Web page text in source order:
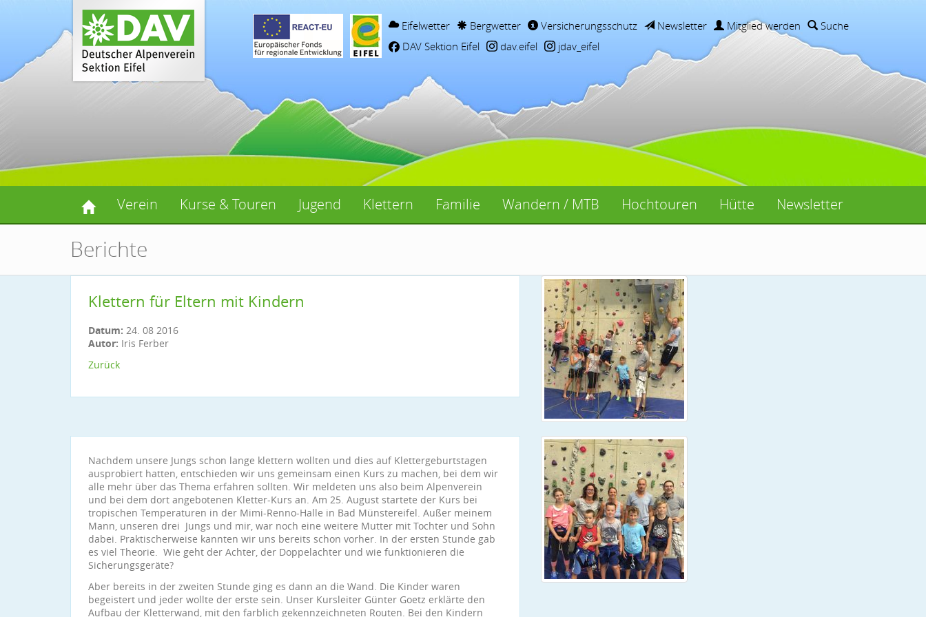
Eifelwetter Bergwetter Versicherungsschutz Newsletter Mitglied werden
Suche
DAV Sektion Eifel
dav.eifel jdav_eifel
Verein Kurse & Touren Jugend Klettern Familie Wandern / MTB Hochtouren Hütte Newsletter
Berichte
Klettern für Eltern mit Kindern
Datum: 24. 08 2016
Autor: Iris Ferber
Zurück
Nachdem unsere Jungs schon lange klettern wollten und dies auf Klettergeburtstagen
ausprobiert hatten, entschieden wir uns gemeinsam einen Kurs zu machen, bei dem wir
alle mehr über das Thema erfahren sollten. Wir meldeten uns also beim Alpenverein
und bei dem dort angebotenen Kletter-Kurs an. Am 25. August startete der Kurs bei
tropischen Temperaturen in der Mimi-Renno-Halle in Bad Münstereifel. Außer meinem
Mann, unseren drei Jungs und mir, war noch eine weitere Mutter mit Tochter und Sohn
dabei. Praktischerweise kannten wir uns bereits schon vorher. In der ersten Stunde gab
es viel Theorie. Wie geht der Achter, der Doppelachter und wie funktionieren die
Sicherungsgeräte?
Aber bereits in der zweiten Stunde ging es dann an die Wand. Die Kinder waren
begeistert und jeder wollte der erste sein. Unser Kursleiter Günter Goetz erklärte den
Aufbau der Kletterwand, mit den farblich gekennzeichneten Routen. Bei den Kindern